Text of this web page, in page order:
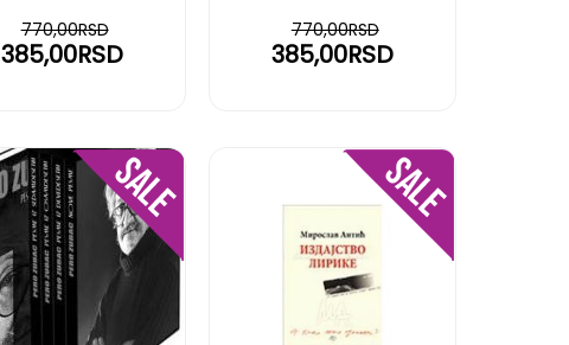
385,00RSD
770,00RSD
385,00RSD
770,00RSD
DODAJ
NA
ŽELJA
DODAJ
NA